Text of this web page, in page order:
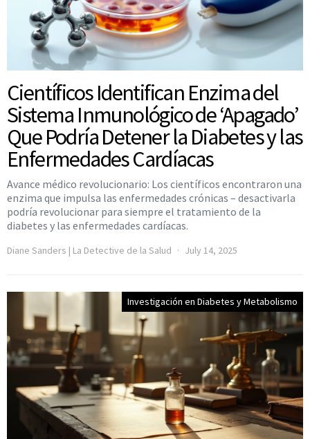
Científicos Identifican Enzima del
Sistema Inmunológico de ‘Apagado’
Que Podría Detener la Diabetes y las
Enfermedades Cardíacas
Avance médico revolucionario: Los científicos encontraron una
enzima que impulsa las enfermedades crónicas – desactivarla
podría revolucionar para siempre el tratamiento de la
diabetes y las enfermedades cardíacas.
Diane Sanders | La Detective de la Salud July 14, 2025
Investigación en Diabetes y Metabolismo